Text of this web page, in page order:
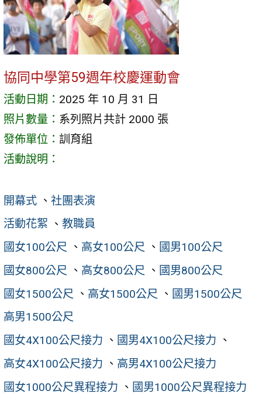
協同中學第59週年校慶運動會
活動日期： 2025 年 10 月 31 日
照片數量： 系列照片共計 2000 張
發佈單位： 訓育組
活動說明：
開幕式 、 社團表演
活動花絮 、 教職員
國女100公尺 、 高女100公尺 、 國男100公尺
國女800公尺 、 高女800公尺 、 國男800公尺
國女1500公尺 、 高女1500公尺 、 國男1500公尺
高男1500公尺
國女4X100公尺接力 、 國男4X100公尺接力 、
高女4X100公尺接力 、 高男4X100公尺接力
國女1000公尺異程接力 、 國男1000公尺異程接力